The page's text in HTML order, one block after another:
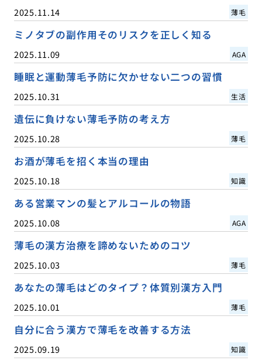
2025.11.14 薄毛
ミノタブの副作用そのリスクを正しく知る
2025.11.09 AGA
睡眠と運動薄毛予防に欠かせない二つの習慣
2025.10.31 生活
遺伝に負けない薄毛予防の考え方
2025.10.28 薄毛
お酒が薄毛を招く本当の理由
2025.10.18 知識
ある営業マンの髪とアルコールの物語
2025.10.08 AGA
薄毛の漢方治療を諦めないためのコツ
2025.10.03 薄毛
あなたの薄毛はどのタイプ？体質別漢方入門
2025.10.01 薄毛
自分に合う漢方で薄毛を改善する方法
2025.09.19 知識